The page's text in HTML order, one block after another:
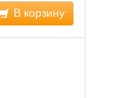
В корзину